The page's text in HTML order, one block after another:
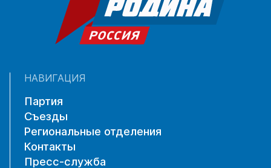
НАВИГАЦИЯ
Партия
Съезды
Региональные отделения
Контакты
Пресс-служба